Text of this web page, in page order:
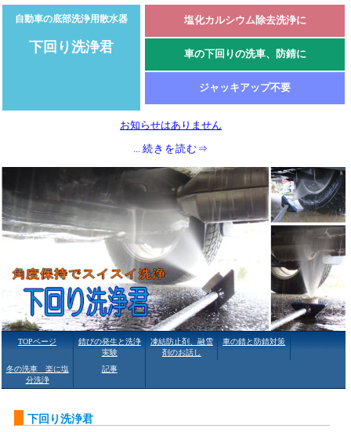
自動車の底部洗浄用散水器
下回り洗浄君
塩化カルシウム除去洗浄に
車の下回りの洗車、防錆に
ジャッキアップ不要
お知らせはありません
...続きを読む⇒
TOPページ
錆びの発生と洗浄
実験
凍結防止剤、融雪
剤のお話し
車の錆と防錆対策
冬の洗車 楽に塩
分洗浄
記事
下回り洗浄君